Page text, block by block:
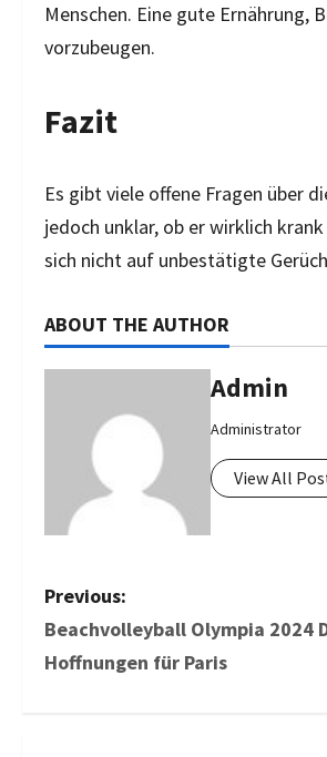
Menschen. Eine gute Ernährung,
vorzubeugen.
Fazit
Es gibt viele offene Fragen über
jedoch unklar, ob er wirklich
sich nicht auf unbestätigte
ABOUT THE AUTHOR
Admin
Administrator
View All
P
o
Previous:
Beachvolleyball Olympia 2024
Hoffnungen für Paris